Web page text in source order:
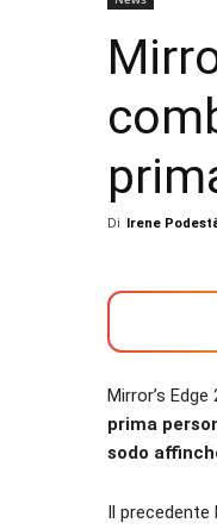
Di Irene
Mirror’s
prima
sodo
Il precedente